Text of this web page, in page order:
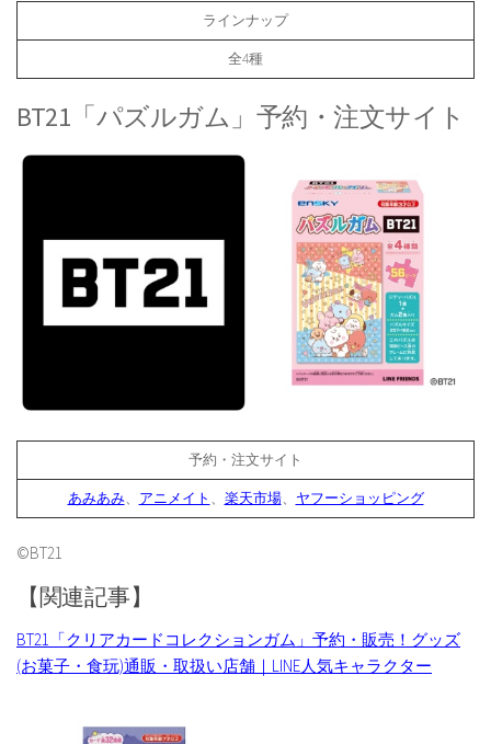
ラインナップ
全4種
BT21「パズルガム」予約・注文サイト
予約・注文サイト
あみあみ、 アニメイト 、 楽天市場、 ヤフーショッピング
©BT21
【関連記事】
BT21「クリアカードコレクションガム」予約・販売！グッズ
(お菓子・食玩)通販・取扱い店舗｜LINE人気キャラクター